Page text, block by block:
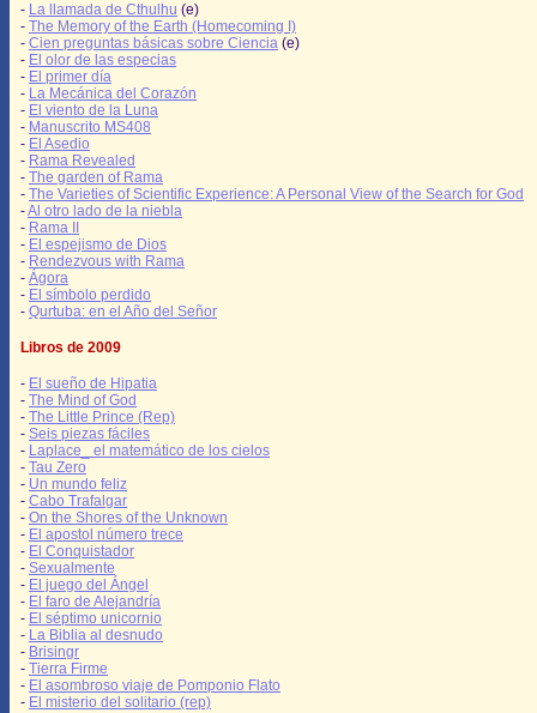
- La llamada de Cthulhu (e)
- The Memory of the Earth (Homecoming I)
- Cien preguntas básicas sobre Ciencia (e)
- El olor de las especias
- El primer día
- La Mecánica del Corazón
- El viento de la Luna
- Manuscrito MS408
- El Asedio
- Rama Revealed
- The garden of Rama
- The Varieties of Scientific Experience: A Personal View of the Search for God
-Al otro lado de la niebla
- Rama II
- El espejismo de Dios
- Rendezvous with Rama
- Ágora
- El símbolo perdido
- Qurtuba: en el Año del Señor
Libros de 2009
- El sueño de Hipatia
- The Mind of God
- The Little Prince (Rep)
- Seis piezas fáciles
- Laplace_ el matemático de los cielos
- Tau Zero
- Un mundo feliz
- Cabo Trafalgar
- On the Shores of the Unknown
- El apostol número trece
- El Conquistador
- Sexualmente
- El juego del Ángel
- El faro de Alejandría
- El séptimo unicornio
- La Biblia al desnudo
- Brisingr
- Tierra Firme
- El asombroso viaje de Pomponio Flato
- El misterio del solitario (rep)